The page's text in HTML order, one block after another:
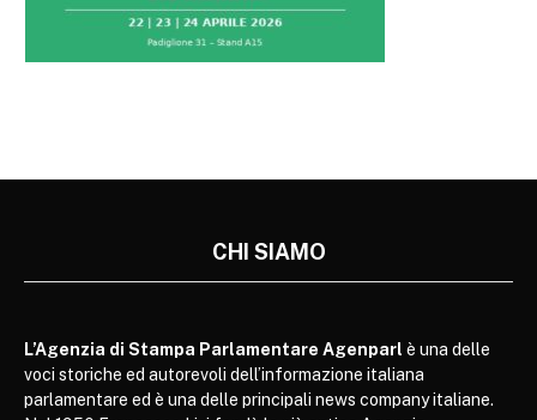
CHI SIAMO
L’Agenzia di Stampa Parlamentare Agenparl è una delle
voci storiche ed autorevoli dell’informazione italiana
parlamentare ed è una delle principali news company italiane.